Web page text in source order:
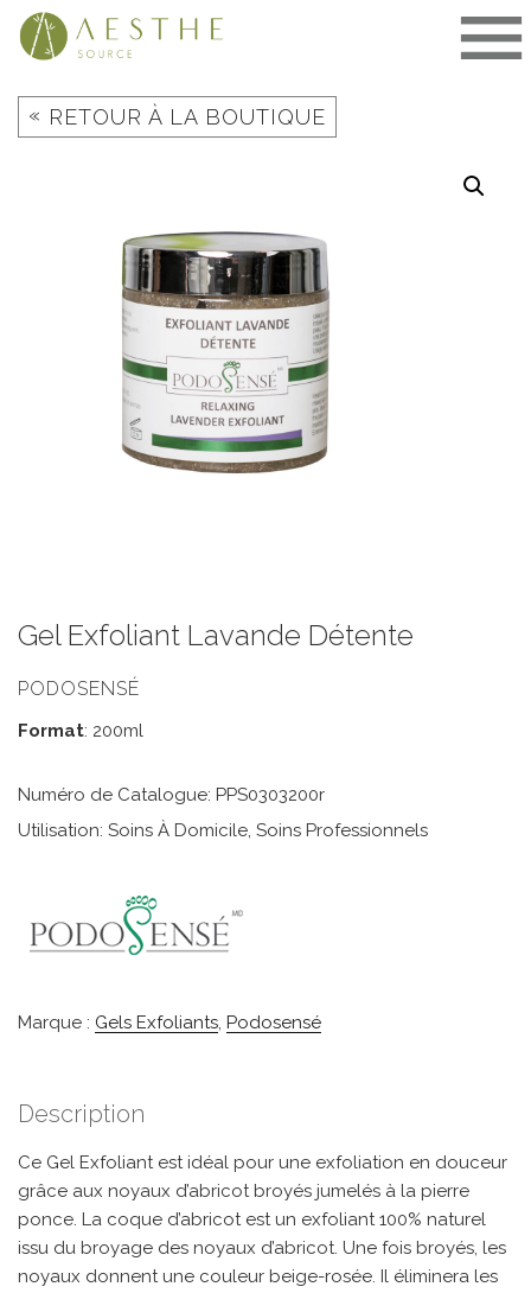
Aller
« RETOUR À LA BOUTIQUE
Gel Exfoliant Lavande Détente
PODOSENSÉ
Format: 200ml
Numéro de Catalogue: PPS0303200r
Utilisation: Soins À Domicile, Soins Professionnels
Marque : Gels Exfoliants, Podosensé
Description
Ce Gel Exfoliant est idéal pour une exfoliation en douceur
grâce aux noyaux d’abricot broyés jumelés à la pierre
ponce. La coque d’abricot est un exfoliant 100% naturel
issu du broyage des noyaux d’abricot. Une fois broyés, les
noyaux donnent une couleur beige-rosée. Il éliminera les